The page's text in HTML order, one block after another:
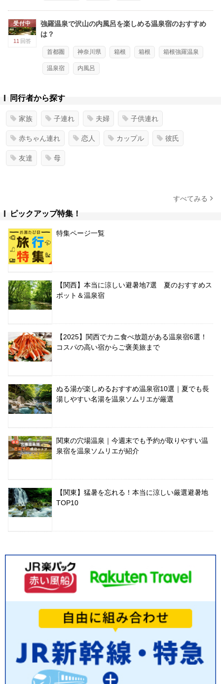
受付中
11 回答
強羅温泉で沢山の内風呂を楽しめる温泉宿のおすすめ
は？
首都圏 神奈川県 箱根 箱根 箱根強羅温泉
温泉宿 内風呂
同行者から探す
家族 子連れ 夫婦 子供連れ
赤ちゃん連れ 恋人 カップル 彼氏
友達 母
すべてみる
ピックアップ特集！
特集ページ一覧
【関西】本当に涼しい避暑地7選 夏のおすすめス
ポット＆温泉宿
【2025】関西でカニ食べ放題がある温泉宿6選！
コスパの高い宿からご褒美旅まで
ぬる湯が楽しめるおすすめ温泉宿10選｜夏でも長
湯しやすい名湯を温泉ソムリエが厳選
関東の穴場温泉｜今週末でも予約が取りやすい温
泉宿を温泉ソムリエが紹介
【関東】猛暑を忘れる！本当に涼しい厳選避暑地
TOP10